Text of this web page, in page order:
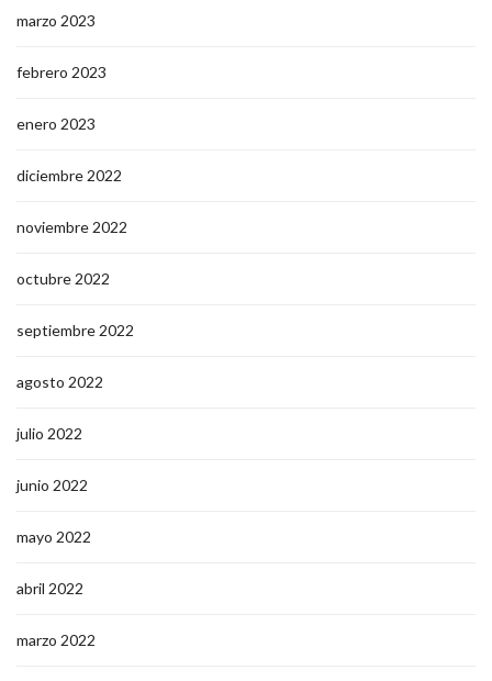
marzo 2023
febrero 2023
enero 2023
diciembre 2022
noviembre 2022
octubre 2022
septiembre 2022
agosto 2022
julio 2022
junio 2022
mayo 2022
abril 2022
marzo 2022